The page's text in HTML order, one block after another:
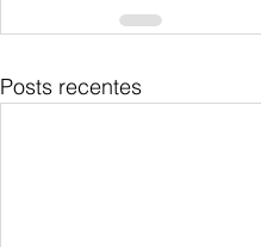
Posts recentes